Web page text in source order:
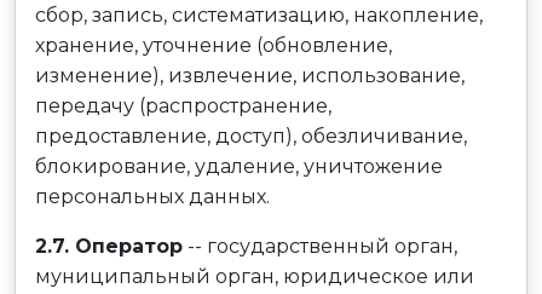
сбор, запись, систематизацию, накопление,
хранение, уточнение (обновление,
изменение), извлечение, использование,
передачу (распространение,
предоставление, доступ), обезличивание,
блокирование, удаление, уничтожение
персональных данных.
2.7. Оператор -- государственный орган,
муниципальный орган, юридическое или